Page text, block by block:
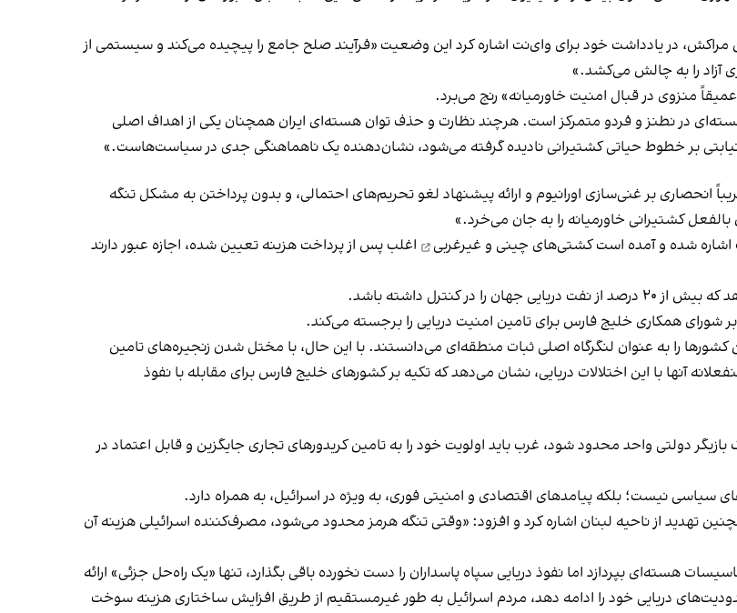
در یادداشت خود برای وای‌نت اشاره کرد این وضعیت «فرآیند صلح جامع را پیچیده می‌کند و سیستمی از
آزاد را به چالش می‌کشد.»
منزوی در قبال امنیت خاورمیانه» رنج می‌برد.
تاسیسات هسته‌ای در نطنز و فردو متمرکز است. هرچند نظارت و حذف توان هسته‌ای ایران همچنان یکی از اهداف اصلی
بر خطوط حیاتی کشتیرانی نادیده گرفته می‌شود، نشان‌دهنده یک ناهماهنگی جدی در سیاست‌هاست.»
انحصاری بر غنی‌سازی اورانیوم و ارائه پیشنهاد لغو تحریم‌های احتمالی، و بدون پرداختن به مشکل تنگه
کشتیرانی خاورمیانه را به جان می‌خرد.»
اشاره شده و آمده استکشتی‌های چینی و غیرغربی
اغلب پس از پرداخت هزینه‌ تعیین شده، اجازه عبور دارند
کنترل داشته باشد.
همکاری خلیج فارس برای تامین امنیت دریایی را برجسته می‌کند.
را به عنوان لنگرگاه اصلی ثبات منطقه‌ای می‌دانستند. با این حال، با مختل شدن زنجیره‌های تامین
آنها با این اختلالات دریایی، نشان می‌دهد که تکیه بر کشورهای خلیج فارس برای مقابله با نفوذ
دولتی واحد محدود شود، غرب باید اولویت خود را به تامین کریدورهای تجاری جایگزین و قابل اعتماد در
نیست؛ بلکه پیامدهای اقتصادی و امنیتی فوری، به ویژه در اسرائیل، به همراه دارد.
تهدید از ناحیه لبنان اشاره کرد و افزود: «وقتی تنگه هرمز محدود می‌شود، مصرف‌کننده اسرائیلی هزینه آن
هسته‌ای بپردازد اما نفوذ دریایی سپاه پاسداران را دست نخورده باقی بگذارد، تنها «یک راه‌حل جزئی» ارائه
دریایی خود را ادامه دهد، مردم اسرائیل به طور غیرمستقیم از طریق افزایش ساختاری هزینه سوخت